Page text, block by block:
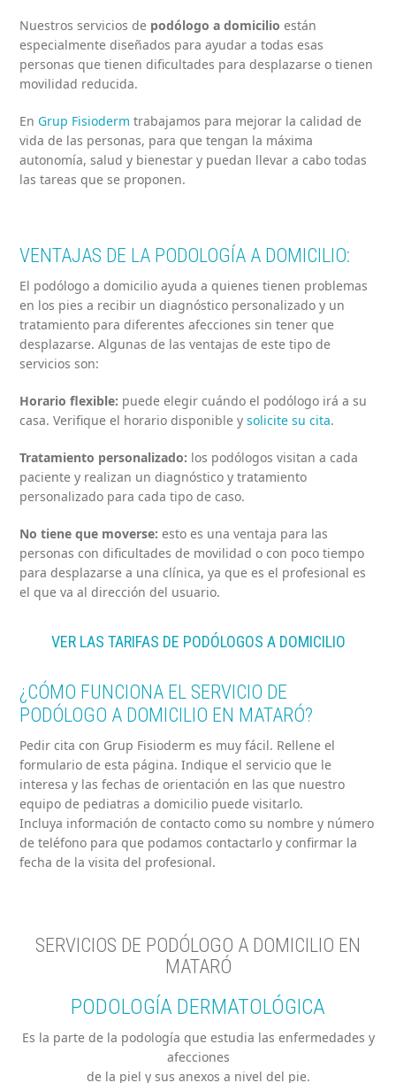
Nuestros servicios de podólogo a domicilio están
especialmente diseñados para ayudar a todas esas
personas que tienen dificultades para desplazarse o tienen
movilidad reducida.
En Grup Fisioderm trabajamos para mejorar la calidad de
vida de las personas, para que tengan la máxima
autonomía, salud y bienestar y puedan llevar a cabo todas
las tareas que se proponen.
VENTAJAS DE LA PODOLOGÍA A DOMICILIO:
El podólogo a domicilio ayuda a quienes tienen problemas
en los pies a recibir un diagnóstico personalizado y un
tratamiento para diferentes afecciones sin tener que
desplazarse. Algunas de las ventajas de este tipo de
servicios son:
Horario flexible: puede elegir cuándo el podólogo irá a su
casa. Verifique el horario disponible y solicite su cita.
Tratamiento personalizado: los podólogos visitan a cada
paciente y realizan un diagnóstico y tratamiento
personalizado para cada tipo de caso.
No tiene que moverse: esto es una ventaja para las
personas con dificultades de movilidad o con poco tiempo
para desplazarse a una clínica, ya que es el profesional es
el que va al dirección del usuario.
VER LAS TARIFAS DE PODÓLOGOS A DOMICILIO
¿CÓMO FUNCIONA EL SERVICIO DE
PODÓLOGO A DOMICILIO EN MATARÓ?
Pedir cita con Grup Fisioderm es muy fácil. Rellene el
formulario de esta página. Indique el servicio que le
interesa y las fechas de orientación en las que nuestro
equipo de pediatras a domicilio puede visitarlo.
Incluya información de contacto como su nombre y número
de teléfono para que podamos contactarlo y confirmar la
fecha de la visita del profesional.
SERVICIOS DE PODÓLOGO A DOMICILIO EN
MATARÓ
PODOLOGÍA DERMATOLÓGICA
Es la parte de la podología que estudia las enfermedades y
afecciones
de la piel y sus anexos a nivel del pie.